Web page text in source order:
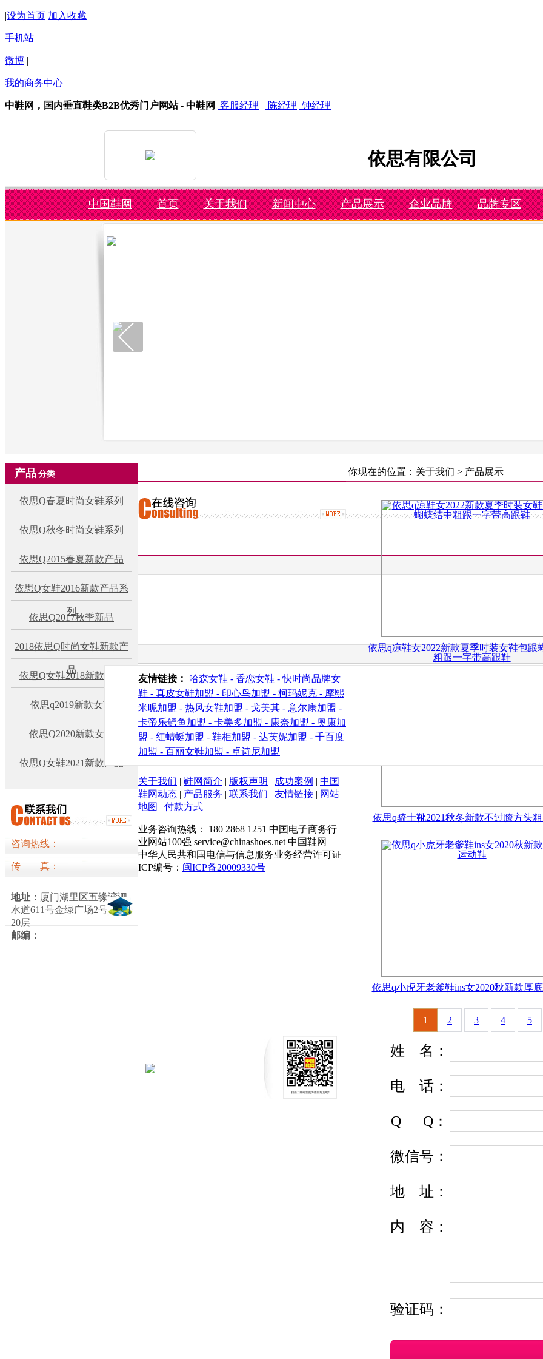
|设为首页 加入收藏
手机站
微博 |
我的商务中心
中鞋网，国内垂直鞋类B2B优秀门户网站 - 中鞋网 客服经理 | 陈经理 钟经理
依思有限公司
中国鞋网 首页 关于我们 新闻中心 产品展示 企业品牌 品牌专区
产品 分类
依思Q春夏时尚女鞋系列
依思Q秋冬时尚女鞋系列
依思Q2015春夏新款产品
依思Q女鞋2016新款产品系
列
依思Q2017秋季新品
2018依思Q时尚女鞋新款产
品
依思Q女鞋2018新款产品
依思q2019新款女鞋
依思Q2020新款女鞋
依思Q女鞋2021新款产品
咨询热线：
传 真 ：
地址： 厦门湖里区五缘湾泗
水道611号金绿广场2号楼15-
20层
邮编：
你现在的位置：关于我们 > 产品展示
依思q凉鞋女2022新款夏季时装女鞋包跟
粗跟一字带高跟鞋
依思q骑士靴2021秋冬新款不过膝方头
依思q小虎牙老爹鞋ins女2020秋新款厚
1 2 3 4 5
姓 名 ：
电 话 ：
Q Q ：
微信号：
地 址 ：
内 容 ：
验证码：
友情链接： 哈森女鞋 - 香恋女鞋 -快时尚品牌女
鞋 - 真皮女鞋加盟 - 印心鸟加盟 - 柯玛妮克 - 摩熙
米昵加盟 - 热风女鞋加盟 - 戈美其 - 意尔康加盟 -
卡帝乐鳄鱼加盟 - 卡美多加盟 - 康奈加盟 - 奥康加
盟 - 红蜻蜓加盟 - 鞋柜加盟 - 达芙妮加盟 - 千百度
加盟 - 百丽女鞋加盟 - 卓诗尼加盟
关于我们 | 鞋网简介 | 版权声明 | 成功案例 | 中国
鞋网动态 | 产品服务 | 联系我们 | 友情链接 | 网站
地图 | 付款方式
业务咨询热线： 180 2868 1251 中国电子商务行
业网站100强 service@chinashoes.net 中国鞋网
中华人民共和国电信与信息服务业务经营许可证
ICP编号： 闽ICP备20009330号